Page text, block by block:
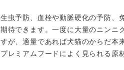
虫予防、血栓や動脈硬化の予防、
待できます。一度に大量のニンニ
が、適量であれば犬猫のからだ本
レミアムフードによく見られる原